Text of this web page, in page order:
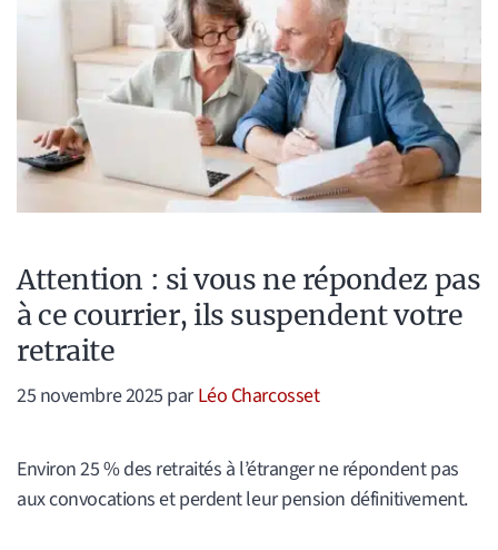
Attention : si vous ne répondez pas
à ce courrier, ils suspendent votre
retraite
25 novembre 2025 parLéo Charcosset
Environ 25 % des retraités à l’étranger ne répondent pas
aux convocations et perdent leur pension définitivement.